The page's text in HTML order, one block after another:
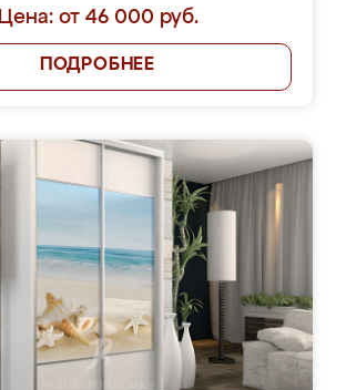
Цена: от 46 000 руб.
ПОДРОБНЕЕ